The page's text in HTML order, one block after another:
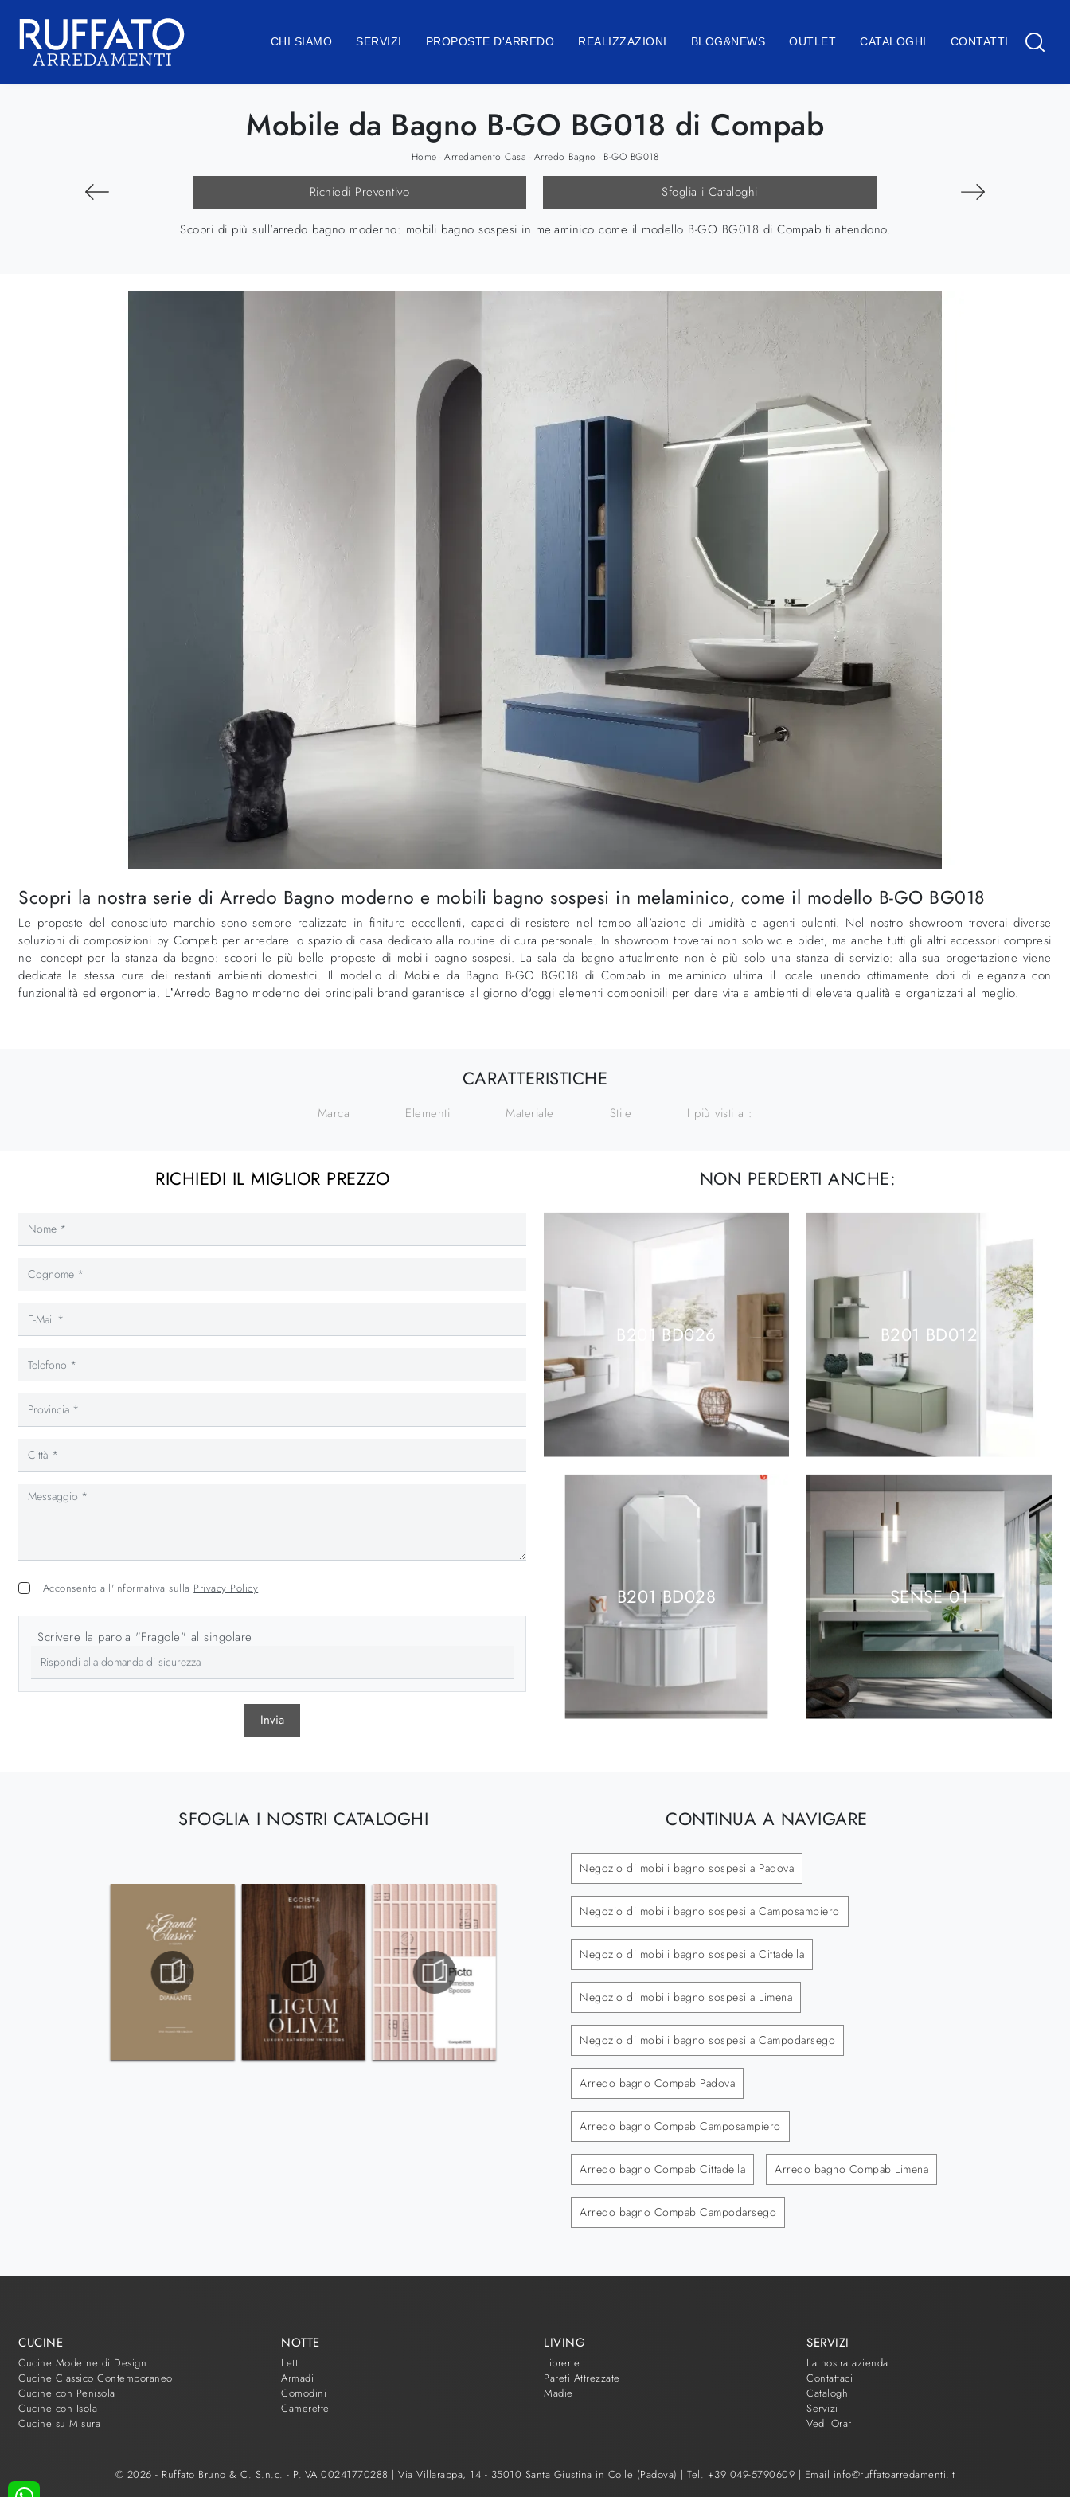
CHI SIAMO SERVIZI PROPOSTE D'ARREDO REALIZZAZIONI BLOG&NEWS OUTLET CATALOGHI CONTATTI
Mobile da Bagno B-GO BG018 di Compab
Home -Arredamento Casa -Arredo Bagno - B-GO BG018
Richiedi Preventivo Sfoglia i Cataloghi
Scopri di più sull'arredo bagno moderno: mobili bagno sospesi in melaminico come il modello B-GO BG018 di Compab ti attendono.
Scopri la nostra serie di Arredo Bagno moderno e mobili bagno sospesi in melaminico, come il modello B-GO BG018
Le proposte del conosciuto marchio sono sempre realizzate in finiture eccellenti, capaci di resistere nel tempo all'azione di umidità e agenti pulenti. Nel nostro showroom troverai diverse
soluzioni di composizioni by Compab per arredare lo spazio di casa dedicato alla routine di cura personale. In showroom troverai non solo wc e bidet, ma anche tutti gli altri accessori compresi
nel concept per la stanza da bagno: scopri le più belle proposte di mobili bagno sospesi. La sala da bagno attualmente non è più solo una stanza di servizio: alla sua progettazione viene
dedicata la stessa cura dei restanti ambienti domestici. Il modello di Mobile da Bagno B-GO BG018 di Compab in melaminico ultima il locale unendo ottimamente doti di eleganza con
funzionalità ed ergonomia. L’Arredo Bagno moderno dei principali brand garantisce al giorno d'oggi elementi componibili per dare vita a ambienti di elevata qualità e organizzati al meglio.
CARATTERISTICHE
Marca Elementi Materiale Stile I più visti a :
RICHIEDI IL MIGLIOR PREZZO
Acconsento all'informativa sulla Privacy Policy
Scrivere la parola "Fragole" al singolare
Invia
NON PERDERTI ANCHE:
B201 BD026 B201 BD012
B201 BD028 SENSE 01
SFOGLIA I NOSTRI CATALOGHI CONTINUA A NAVIGARE
Negozio di mobili bagno sospesi a Padova
Negozio di mobili bagno sospesi a Camposampiero
Negozio di mobili bagno sospesi a Cittadella
Negozio di mobili bagno sospesi a Limena
Negozio di mobili bagno sospesi a Campodarsego
Arredo bagno Compab Padova
Arredo bagno Compab Camposampiero
Arredo bagno Compab Cittadella Arredo bagno Compab Limena
Arredo bagno Compab Campodarsego
CUCINE
Cucine Moderne di Design
Cucine Classico Contemporaneo
Cucine con Penisola
Cucine con Isola
Cucine su Misura
NOTTE
Letti
Armadi
Comodini
Camerette
LIVING
Librerie
Pareti Attrezzate
Madie
SERVIZI
La nostra azienda
Contattaci
Cataloghi
Servizi
Vedi Orari
© 2026 - Ruffato Bruno & C. S.n.c. - P.IVA 00241770288 | Via Villarappa, 14 - 35010 Santa Giustina in Colle (Padova) | Tel. +39 049-5790609 | Email info@ruffatoarredamenti.it